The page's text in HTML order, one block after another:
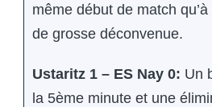
même début de match
de grosse déconvenue.
Ustaritz 1 – ES Nay 0: Un
la 5ème minute et une